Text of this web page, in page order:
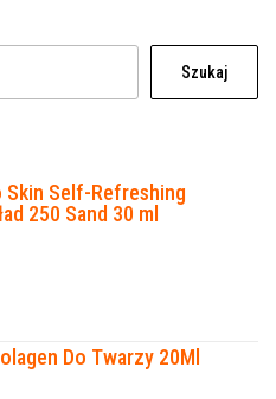
Szukaj
Skin Self-Refreshing
250 Sand 30 ml
Do Twarzy 20Ml